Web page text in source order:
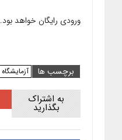
ورودی رایگان خواهد بود.
برچسب ها آزمایشگاه
به اشتراک
بگذارید